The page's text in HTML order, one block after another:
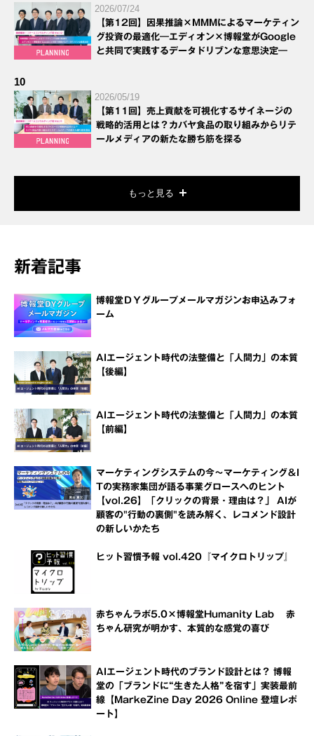
2026/07/24
【第12回】因果推論×MMMによるマーケティン
グ投資の最適化―エディオン×博報堂がGoogle
と共同で実践するデータドリブンな意思決定―
10
2026/05/19
【第11回】売上貢献を可視化するサイネージの
戦略的活用とは？カバヤ食品の取り組みからリテ
ールメディアの新たな勝ち筋を探る
もっと見る
新着記事
博報堂ＤＹグループメールマガジンお申込みフォ
ーム
AIエージェント時代の法整備と「人間力」の本質
【後編】
AIエージェント時代の法整備と「人間力」の本質
【前編】
マーケティングシステムの今～マーケティング＆I
Tの実務家集団が語る事業グロースへのヒント
【vol.26】「クリックの背景・理由は？」 AIが
顧客の"行動の裏側"を読み解く、レコメンド設計
の新しいかたち
ヒット習慣予報 vol.420『マイクロトリップ』
赤ちゃんラボ5.0×博報堂Humanity Lab 赤
ちゃん研究が明かす、本質的な感覚の喜び
AIエージェント時代のブランド設計とは？ 博報
堂の「ブランドに“生きた人格”を宿す」実装最前
線【MarkeZine Day 2026 Online 登壇レポ
ート】